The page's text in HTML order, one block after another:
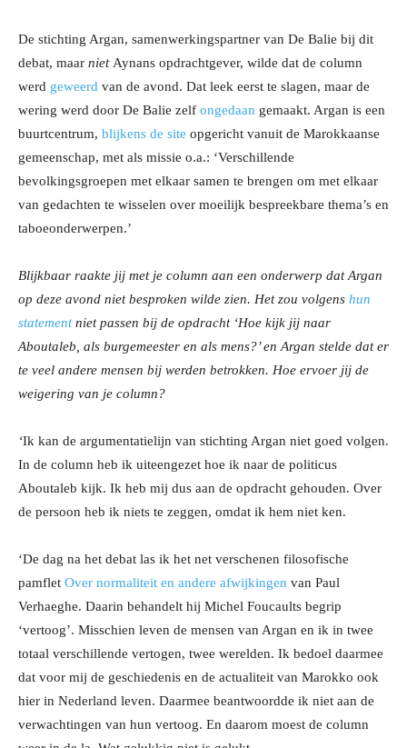
De stichting Argan, samenwerkingspartner van De Balie bij dit
debat, maar nietAynans opdrachtgever, wilde dat de column
werd geweerd van de avond. Dat leek eerst te slagen, maar de
wering werd door De Balie zelf ongedaan gemaakt. Argan is een
buurtcentrum, blijkens de site opgericht vanuit de Marokkaanse
gemeenschap, met als missie o.a.: ‘Verschillende
bevolkingsgroepen met elkaar samen te brengen om met elkaar
van gedachten te wisselen over moeilijk bespreekbare thema’s en
taboeonderwerpen.’
Blijkbaar raakte jij met je column aan een onderwerp dat Argan
op deze avond niet besproken wilde zien. Het zou volgens hun
statementniet passen bij de opdracht ‘Hoe kijk jij naar
Aboutaleb, als burgemeester en als mens?’ en Argan stelde dat er
te veel andere mensen bij werden betrokken. Hoe ervoer jij de
weigering van je column?
‘Ik kan de argumentatielijn van stichting Argan niet goed volgen.
In de column heb ik uiteengezet hoe ik naar de politicus
Aboutaleb kijk. Ik heb mij dus aan de opdracht gehouden. Over
de persoon heb ik niets te zeggen, omdat ik hem niet ken.
‘De dag na het debat las ik het net verschenen filosofische
pamflet Over normaliteit en andere afwijkingen van Paul
Verhaeghe. Daarin behandelt hij Michel Foucaults begrip
‘vertoog’. Misschien leven de mensen van Argan en ik in twee
totaal verschillende vertogen, twee werelden. Ik bedoel daarmee
dat voor mij de geschiedenis en de actualiteit van Marokko ook
hier in Nederland leven. Daarmee beantwoordde ik niet aan de
verwachtingen van hun vertoog. En daarom moest de column